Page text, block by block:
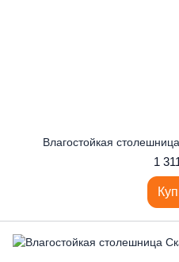
Влагостойкая
1